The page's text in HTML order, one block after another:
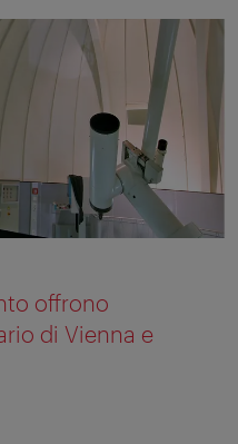
offrono
di Vienna e